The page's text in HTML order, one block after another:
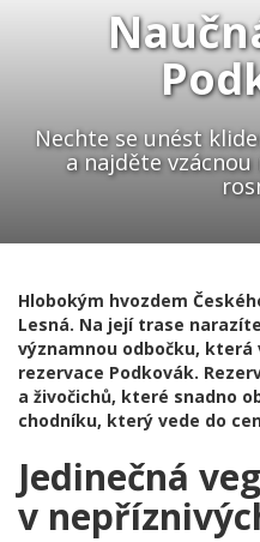
Nechte se unést
a najděte
Hlobokým hvozdem
Lesná. Na její trase
významnou odbočku, která
rezervace Podkovák.
a živočichů, které snadno
chodníku, který vede do
Jedinečná
v